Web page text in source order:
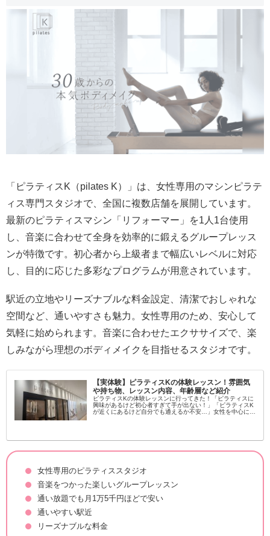
「ピラティスK（pilates K）」は、女性専用のマシンピラテ
ィス専門スタジオで、全国に複数店舗を展開しています。
最新のピラティスマシン「リフォーマー」を1人1台使用
し、音楽に合わせて全身を効率的に鍛えるグループレッス
ンが特徴です。初心者から上級者まで幅広いレベルに対応
し、目的に応じた多彩なプログラムが用意されています。
駅近の立地やリーズナブルな料金設定、清潔でおしゃれな
空間など、通いやすさも魅力。女性専用のため、安心して
気軽に始められます。音楽に合わせたエクササイズで、楽
しみながら理想のボディメイクを目指せるスタジオです。
【実体験】ピラティスKの体験レッスン！雰囲気
や持ち物、レッスン内容、年齢層など紹介
ピラティスKの体験レッスンに行ってきた！「ピラティスに
興味があるけど初心者すぎて手が出ない！」「ピラティスK
が近くにあるけど自分でも通えるか不安…」女性を中心に大
女性専用のピラティススタジオ
音楽をつかった楽しいグループレッスン
通い放題でも月1万5千円ほどで安い
通いやすい駅近
リーズナブルな料金